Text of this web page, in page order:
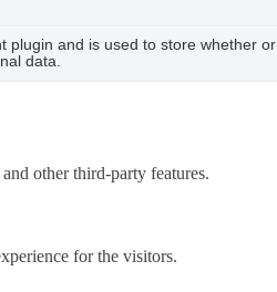
plugin and is used to store whether
data.
other third-party features.
for the visitors.